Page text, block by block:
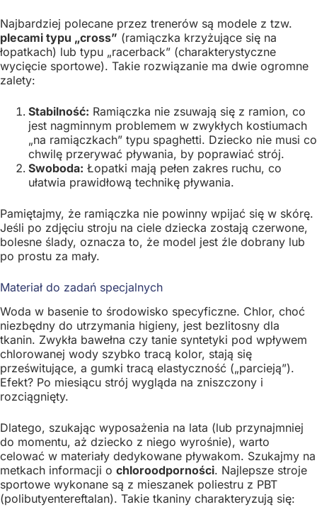
Najbardziej polecane przez trenerów są modele z tzw.
plecami typu „cross” (ramiączka krzyżujące się na
łopatkach) lub typu „racerback” (charakterystyczne
wycięcie sportowe). Takie rozwiązanie ma dwie ogromne
zalety:
Stabilność: Ramiączka nie zsuwają się z ramion, co
jest nagminnym problemem w zwykłych kostiumach
„na ramiączkach” typu spaghetti. Dziecko nie musi co
chwilę przerywać pływania, by poprawiać strój.
Swoboda: Łopatki mają pełen zakres ruchu, co
ułatwia prawidłową technikę pływania.
Pamiętajmy, że ramiączka nie powinny wpijać się w skórę.
Jeśli po zdjęciu stroju na ciele dziecka zostają czerwone,
bolesne ślady, oznacza to, że model jest źle dobrany lub
po prostu za mały.
Materiał do zadań specjalnych
Woda w basenie to środowisko specyficzne. Chlor, choć
niezbędny do utrzymania higieny, jest bezlitosny dla
tkanin. Zwykła bawełna czy tanie syntetyki pod wpływem
chlorowanej wody szybko tracą kolor, stają się
prześwitujące, a gumki tracą elastyczność („parcieją”).
Efekt? Po miesiącu strój wygląda na zniszczony i
rozciągnięty.
Dlatego, szukając wyposażenia na lata (lub przynajmniej
do momentu, aż dziecko z niego wyrośnie), warto
celować w materiały dedykowane pływakom. Szukajmy na
metkach informacji o chloroodporności. Najlepsze stroje
sportowe wykonane są z mieszanek poliestru z PBT
(polibutyentereftalan). Takie tkaniny charakteryzują się: